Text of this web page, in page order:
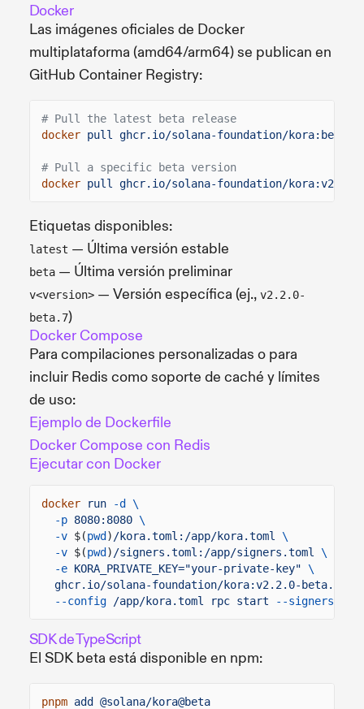
Docker
Las imágenes oficiales de Docker
multiplataforma (amd64/arm64) se publican en
GitHub Container Registry:
# Pull the latest beta release
docker pull ghcr.io/solana-foundation/kora:beta
# Pull a specific beta version
docker pull ghcr.io/solana-foundation/
Etiquetas disponibles:
latest — Última versión estable
beta — Última versión preliminar
v<version> — Versión específica (ej., v2.2.0-
beta.7)
Docker Compose
Para compilaciones personalizadas o para
incluir Redis como soporte de caché y límites
de uso:
Ejemplo de Dockerfile
Docker Compose con Redis
Ejecutar con Docker
docker run
-d \
-p 8080:8080 \
-v $(pwd ) /kora.toml:/app/kora.toml
\
-v $(pwd ) /signers.toml:/app/signers.toml
\
-e KORA_PRIVATE_KEY="your-private-key" \
ghcr.io/solana-foundation/kora:v2.2.0-beta.7
--config
/app/kora.toml rpc start --signers-
SDK de TypeScript
El SDK beta está disponible en npm:
pnpm add @solana/kora@beta